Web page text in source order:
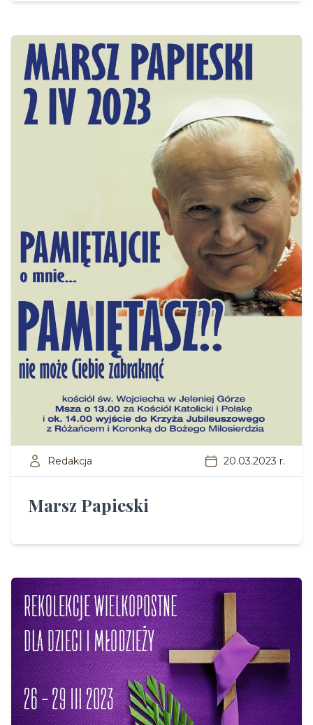
Redakcja 20.03.2023 r.
Marsz Papieski